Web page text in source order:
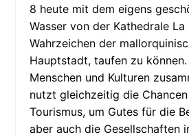
8 heute mit dem eigens
Wasser von der Kathedrale La
Wahrzeichen der
Hauptstadt, taufen zu
Menschen und Kulturen
nutzt gleichzeitig die
Tourismus, um Gutes für die
aber auch die Gesellschaften